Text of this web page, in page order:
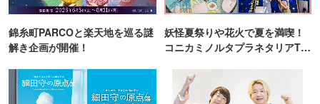
錦糸町PARCOと楽天地を巡る謎
解き企画が開催！
妖怪夏祭りや花火で夏を満喫！
コニカミノルタプラネタリアTO